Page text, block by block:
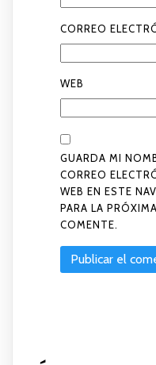
CORREO
WEB
GUARDA MI
CORREO
WEB EN ESTE
PARA LA
COMENTE.